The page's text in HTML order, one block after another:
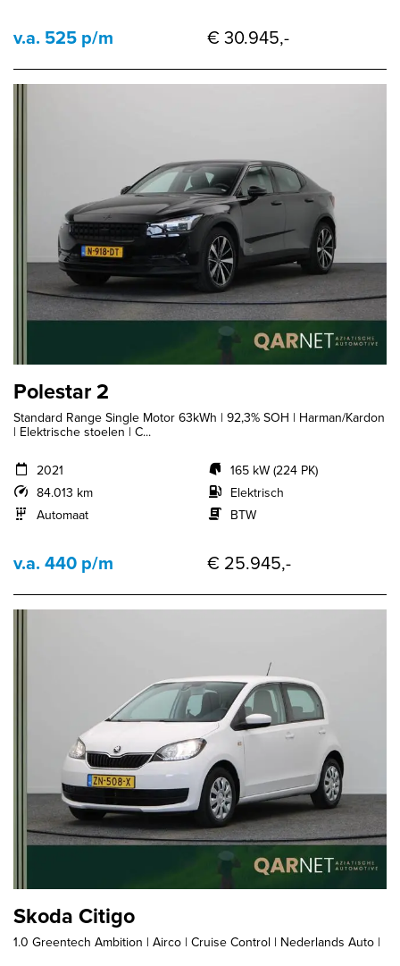
v.a. 525 p/m € 30.945,-
Polestar 2
Standard Range Single Motor 63kWh | 92,3% SOH | Harman/Kardon
| Elektrische stoelen | C...
2021
84.013 km
Automaat
165 kW (224 PK)
Elektrisch
BTW
v.a. 440 p/m € 25.945,-
Skoda Citigo
1.0 Greentech Ambition | Airco | Cruise Control | Nederlands Auto |